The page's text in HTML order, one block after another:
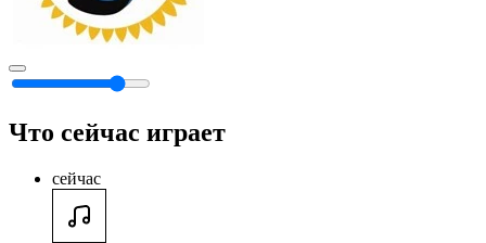
Что сейчас играет
сейчас